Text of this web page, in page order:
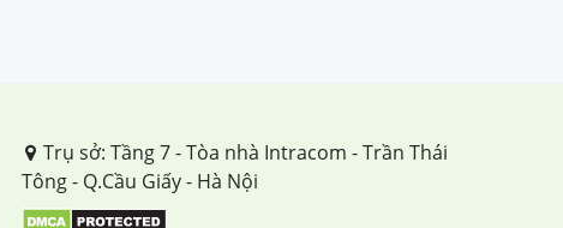
Trụ sở: Tầng 7 - Tòa nhà Intracom - Trần Thái
Tông - Q.Cầu Giấy - Hà Nội